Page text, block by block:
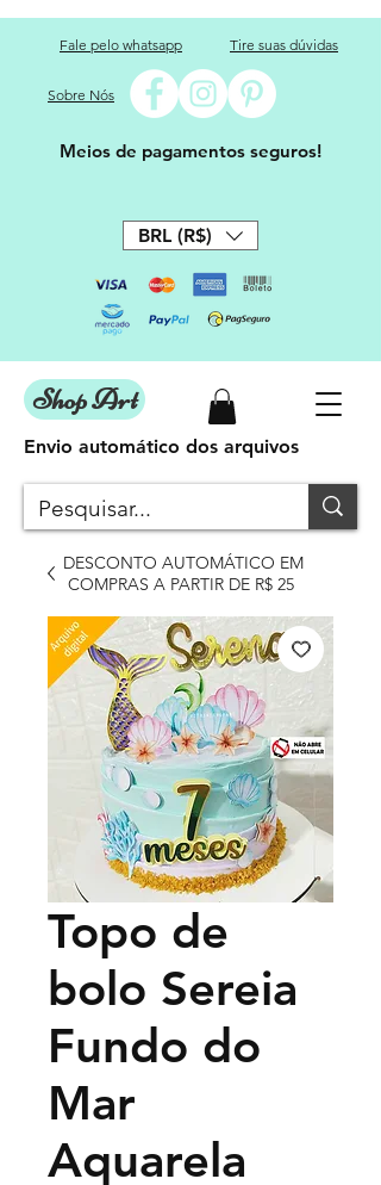
Fale pelo whatsapp Tire suas dúvidas
Sobre Nós
Meios de pagamentos seguros!
BRL (R$)
Shop Art
DESCONTO AUTOMÁTICO EM
COMPRAS A PARTIR DE R$ 25
Envio automático dos arquivos
Topo de
bolo Sereia
Fundo do
Mar
Aquarela